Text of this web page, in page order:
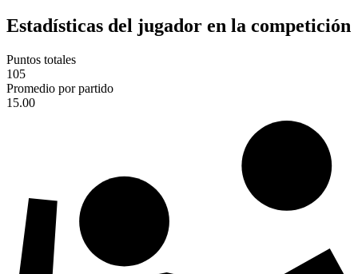
Estadísticas del jugador en la competición
Puntos totales
105
Promedio por partido
15.00